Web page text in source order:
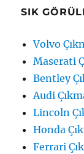
SIK
Volvo
Maserati
Bentley
Audi
Lincoln
Honda
Ferrari